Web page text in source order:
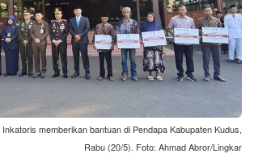
memberikan bantuan di Pendapa Kabupaten Kudus,
Rabu (20/5). Foto: Ahmad Abror/Lingkar